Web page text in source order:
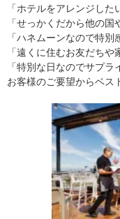
「ホテルをアレンジした
「せっかくだから他の国
「ハネムーンなので特別
「遠くに住むお友だちや
「特別な日なのでサプラ
お客様のご要望からベス